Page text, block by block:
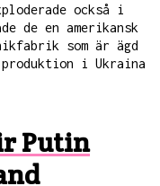
också i
de en amerikansk
som är ägd
i Ukraina
Putin